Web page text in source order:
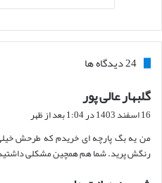
‫24 دیدگاه ها
گلبهار عالی پورف
:
16 اسفند 1403 در 1:04 بعد از ظهر
من یه بگ پارچه ای خریدم که طرحش
رنگش پرید. شما هم همچین مشکلی